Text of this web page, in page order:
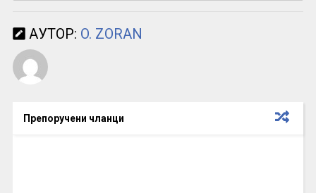
АУТОР: O. ZORAN
Препоручени чланци